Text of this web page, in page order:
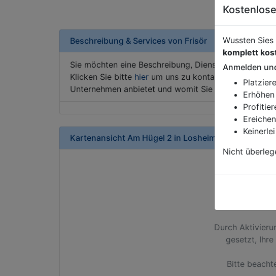
Beschreibung & Services von Frisör
Sie möchten eine Beschreibung, Dienstleistung oder
Klicken Sie bitte hier um uns zu kontaktieren. Gerne
Unternehmen anbietet und womit Sie sich von Ihren
Kartenansicht Am Hügel 2 in Losheim am See
Durch
gesetzt, Ihre
Bitte
Wussten
komplett
Anmelden
Nicht